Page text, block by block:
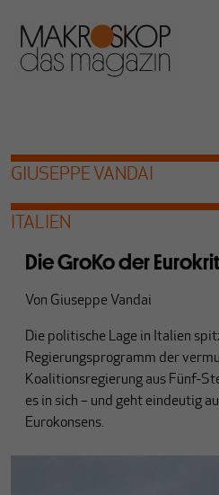
GIUSEPPE VANDAI
ITALIEN
Die GroKo der
Von Giuseppe Vandai
Die politische Lage in Italien
Regierungsprogramm der
Koalitionsregierung aus Fünf-
es in sich – und geht eindeutig
Eurokonsens.